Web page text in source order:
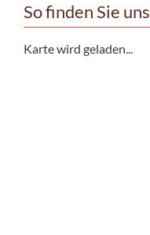
So finden Sie uns
Karte wird geladen...